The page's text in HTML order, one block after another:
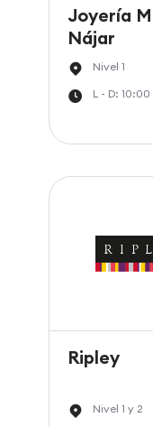
Joyería
Nájar
Nivel 1
L - D:
Ripley
Nivel 1 y 2